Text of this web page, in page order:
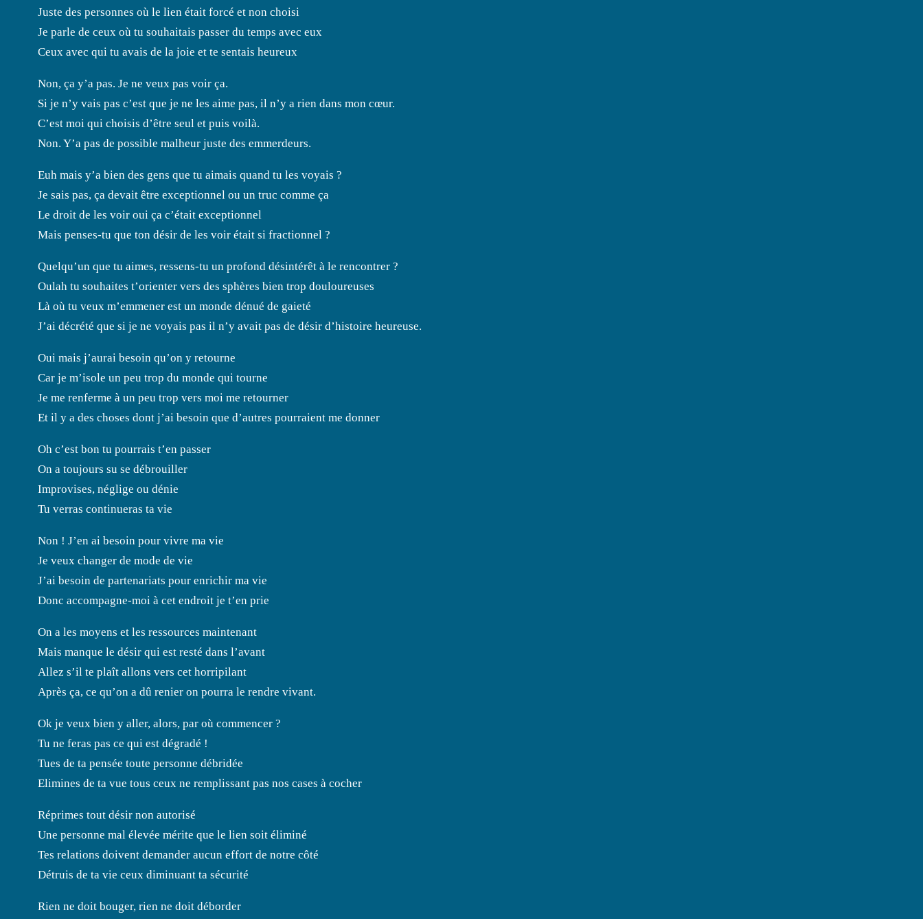
Juste des personnes où le lien était forcé et non choisi
Je parle de ceux où tu souhaitais passer du temps avec eux
Ceux avec qui tu avais de la joie et te sentais heureux
Non, ça y’a pas. Je ne veux pas voir ça.
Si je n’y vais pas c’est que je ne les aime pas, il n’y a rien dans mon cœur.
C’est moi qui choisis d’être seul et puis voilà.
Non. Y’a pas de possible malheur juste des emmerdeurs.
Euh mais y’a bien des gens que tu aimais quand tu les voyais ?
Je sais pas, ça devait être exceptionnel ou un truc comme ça
Le droit de les voir oui ça c’était exceptionnel
Mais penses-tu que ton désir de les voir était si fractionnel ?
Quelqu’un que tu aimes, ressens-tu un profond désintérêt à le rencontrer ?
Oulah tu souhaites t’orienter vers des sphères bien trop douloureuses
Là où tu veux m’emmener est un monde dénué de gaieté
J’ai décrété que si je ne voyais pas il n’y avait pas de désir d’histoire heureuse.
Oui mais j’aurai besoin qu’on y retourne
Car je m’isole un peu trop du monde qui tourne
Je me renferme à un peu trop vers moi me retourner
Et il y a des choses dont j’ai besoin que d’autres pourraient me donner
Oh c’est bon tu pourrais t’en passer
On a toujours su se débrouiller
Improvises, néglige ou dénie
Tu verras continueras ta vie
Non ! J’en ai besoin pour vivre ma vie
Je veux changer de mode de vie
J’ai besoin de partenariats pour enrichir ma vie
Donc accompagne-moi à cet endroit je t’en prie
On a les moyens et les ressources maintenant
Mais manque le désir qui est resté dans l’avant
Allez s’il te plaît allons vers cet horripilant
Après ça, ce qu’on a dû renier on pourra le rendre vivant.
Ok je veux bien y aller, alors, par où commencer ?
Tu ne feras pas ce qui est dégradé !
Tues de ta pensée toute personne débridée
Elimines de ta vue tous ceux ne remplissant pas nos cases à cocher
Réprimes tout désir non autorisé
Une personne mal élevée mérite que le lien soit éliminé
Tes relations doivent demander aucun effort de notre côté
Détruis de ta vie ceux diminuant ta sécurité
Rien ne doit bouger, rien ne doit déborder